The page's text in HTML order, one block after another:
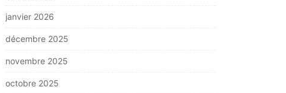
janvier 2026
décembre 2025
novembre 2025
octobre 2025